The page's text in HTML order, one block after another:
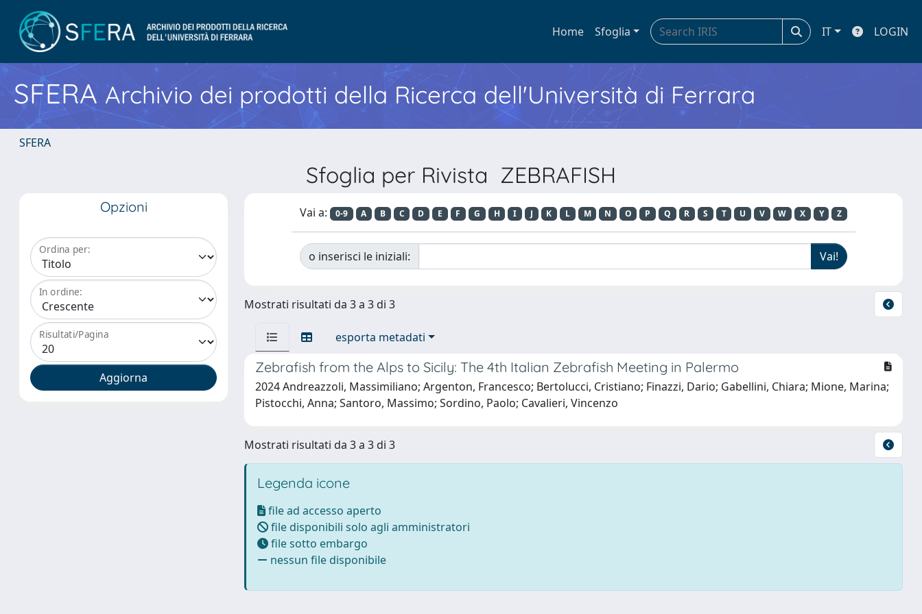
Home Sfoglia IT LOGIN
SFERA Archivio dei prodotti della Ricerca dell'Università di Ferrara
SFERA
Sfoglia per Rivista ZEBRAFISH
Opzioni
Ordina per:
In ordine:
Risultati/Pagina
Vai a: 0-9 A B C D E F G H I J K L M N O P Q R S T U V W X Y Z
o inserisci le iniziali:
Mostrati risultati da 3 a 3 di 3
esporta metadati
Zebrafish from the Alps to Sicily: The 4th Italian Zebrafish Meeting in Palermo
2024 Andreazzoli, Massimiliano; Argenton, Francesco; Bertolucci, Cristiano; Finazzi, Dario; Gabellini, Chiara; Mione, Marina;
Pistocchi, Anna; Santoro, Massimo; Sordino, Paolo; Cavalieri, Vincenzo
Mostrati risultati da 3 a 3 di 3
Legenda icone
file ad accesso aperto
file disponibili solo agli amministratori
file sotto embargo
nessun file disponibile